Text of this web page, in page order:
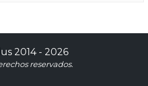
2014 - 2026
reservados.